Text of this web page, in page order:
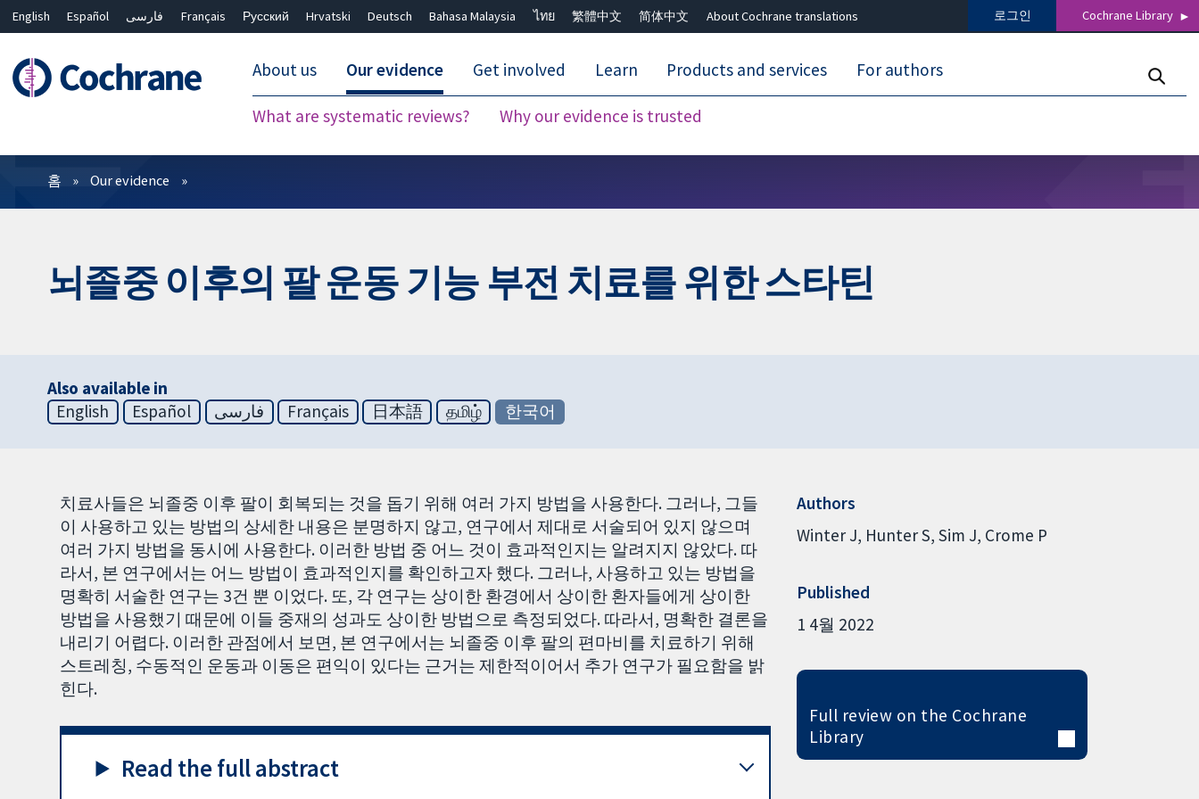
English Español فارسی Français Русский Hrvatski Deutsch Bahasa Malaysia ไทย 繁體中文 简体中文 About Cochrane translations 로그인 Cochrane Library
About us Our evidence
What are systematic reviews? Why our evidence is trusted
Get involved Learn Products and services For authors
필터
홈 Our evidence
뇌졸중 이후의 팔 운동 기능 부전 치료를 위한 스타틴
Also available in
English
Español فارسی Français 日本語 தமிழ் 한국어
치료사들은 뇌졸중 이후 팔이 회복되는 것을 돕기 위해 여러 가지 방법을 사용한다. 그러나, 그들
이 사용하고 있는 방법의 상세한 내용은 분명하지 않고, 연구에서 제대로 서술되어 있지 않으며
여러 가지 방법을 동시에 사용한다. 이러한 방법 중 어느 것이 효과적인지는 알려지지 않았다. 따
라서, 본 연구에서는 어느 방법이 효과적인지를 확인하고자 했다. 그러나, 사용하고 있는 방법을
명확히 서술한 연구는 3건 뿐 이었다. 또, 각 연구는 상이한 환경에서 상이한 환자들에게 상이한
방법을 사용했기 때문에 이들 중재의 성과도 상이한 방법으로 측정되었다. 따라서, 명확한 결론을
내리기 어렵다. 이러한 관점에서 보면, 본 연구에서는 뇌졸중 이후 팔의 편마비를 치료하기 위해
스트레칭, 수동적인 운동과 이동은 편익이 있다는 근거는 제한적이어서 추가 연구가 필요함을 밝
힌다.
Read the full abstract
Authors
Winter J Hunter S Sim J Crome P
Published
1 4월 2022
Full review on the Cochrane
Library